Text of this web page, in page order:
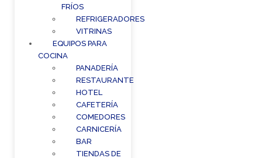
FRÍOS
REFRIGERADORES
VITRINAS
EQUIPOS PARA
COCINA
PANADERÍA
RESTAURANTE
HOTEL
CAFETERÍA
COMEDORES
CARNICERÍA
BAR
TIENDAS DE